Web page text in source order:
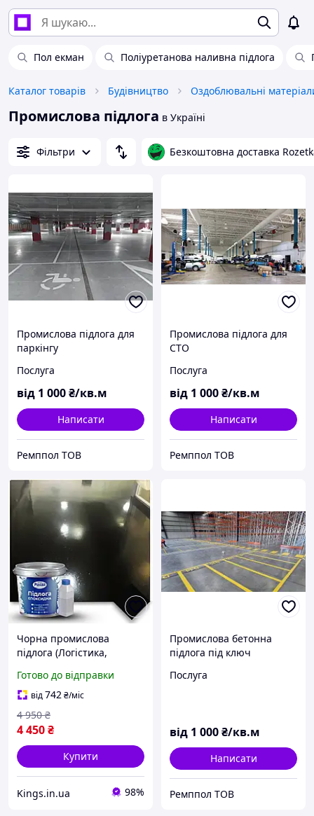
Пол екман Поліуретанова наливна підлога
Каталог товарів Будівництво Оздоблювальні
Промислова підлога в Україні
Фільтри Безкоштовна доставка
Промислова підлога для
паркінгу
Послуга
від 1 000₴/кв.м
Написати
Ремппол ТОВ
Промислова підлога для
СТО
Послуга
від 1 000₴/кв.м
Написати
Ремппол ТОВ
Чорна промислова
підлога (Логістика,
Навантаження | 10 кг
Готово до відправки
від742₴/міс
4 450₴
4 950 ₴
Купити
Kings.in.ua 98%
Промислова бетонна
підлога під ключ
Послуга
від 1 000₴/кв.м
Написати
Ремппол ТОВ